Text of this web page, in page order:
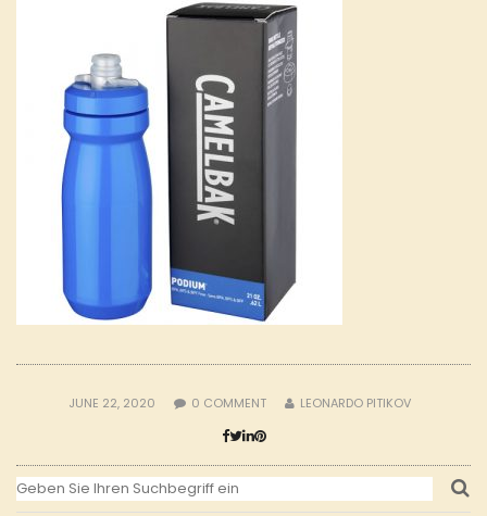
JUNE 22, 2020 0 COMMENT LEONARDO PITIKOV